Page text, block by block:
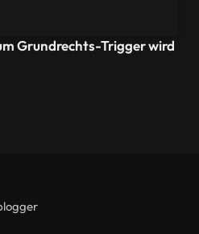
Grundrechts-Trigger wird